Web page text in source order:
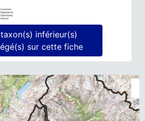
taxon(s) inférieur(s)
agrégé(s) sur cette fiche